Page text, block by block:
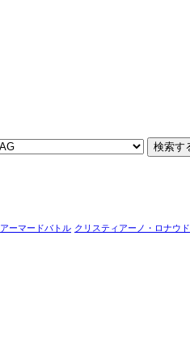
アーマードバトル クリスティアーノ・ロナウド